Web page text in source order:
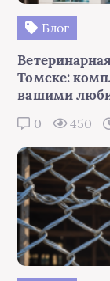
Блог
Томске:
вашими
0 450